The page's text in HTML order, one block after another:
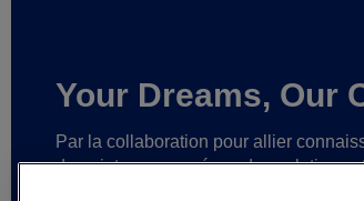
Your Dreams, Our
Par la collaboration pour allier
de pointe,nous créons des solutions
en